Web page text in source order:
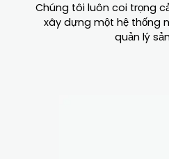
Chúng tôi luôn coi trọng
xây dựng một hệ thống
quản lý